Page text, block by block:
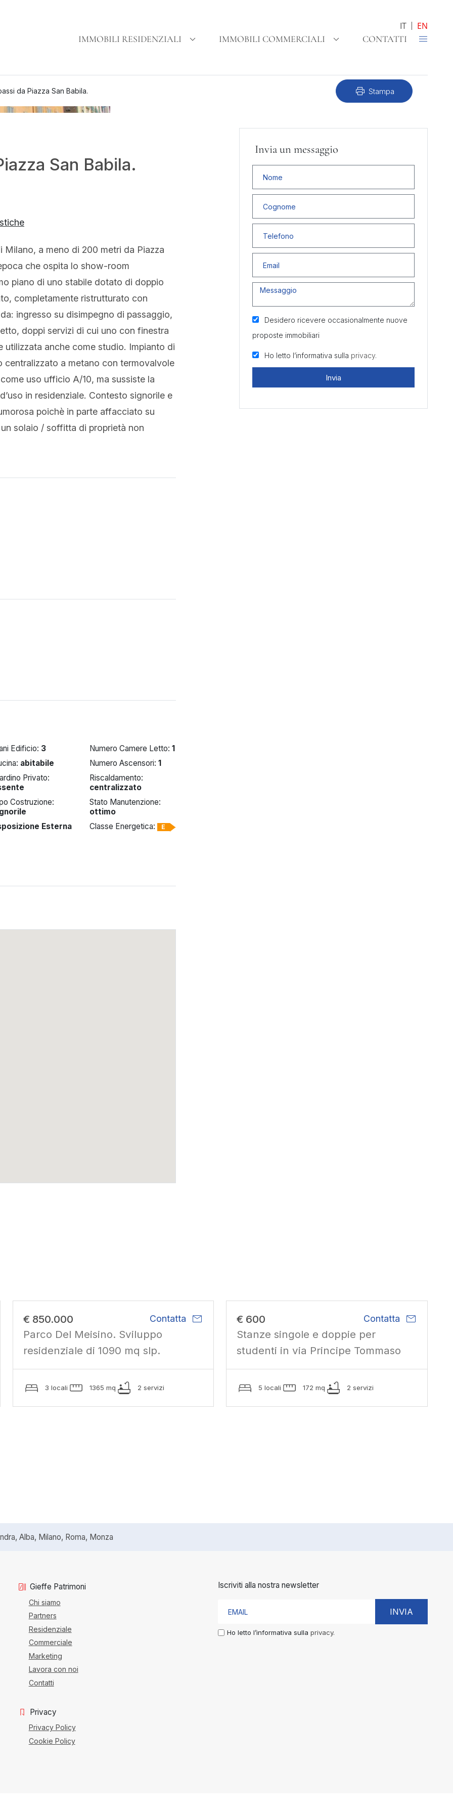
IT
EN
IMMOBILI RESIDENZIALI
IMMOBILI COMMERCIALI CONTATTI
print Stampa
da Piazza San Babila.
San Babila.
Milano, a meno di 200 metri da Piazza
che ospita lo show-room
piano di uno stabile dotato di doppio
completamente ristrutturato con
ingresso su disimpegno di passaggio,
doppi servizi di cui uno con finestra
utilizzata anche come studio. Impianto di
centralizzato a metano con termovalvole
uso ufficio A/10, ma sussiste la
in residenziale. Contesto signorile e
poichè in parte affacciato su
solaio / soffitta di proprietà non
Edificio: 3 Numero Camere Letto: 1
abitabile Numero Ascensori: 1
Privato:
Riscaldamento:
centralizzato
Costruzione:
Stato Manutenzione:
ottimo
Esterna Classe Energetica: E
Invia un messaggio
Desidero ricevere occasionalmente nuove
proposte immobiliari
Ho letto l’informativa sulla privacy.
Invia
€ 850.000 Contatta mail
Parco Del Meisino. Sviluppo
residenziale di 1090 mq slp.
3 locali 1365 mq 2 servizi
€ 600 Contatta mail
Stanze singole e doppie per
studenti in via Principe Tommaso
5 locali 172 mq 2 servizi
Alba, Milano, Roma, Monza
Gieffe Patrimoni
Chi siamo
Partners
Residenziale
Commerciale
Marketing
Lavora con noi
Contatti
Privacy
Privacy Policy
Cookie Policy
Iscriviti alla nostra newsletter
Ho letto l’informativa sullaprivacy.
INVIA